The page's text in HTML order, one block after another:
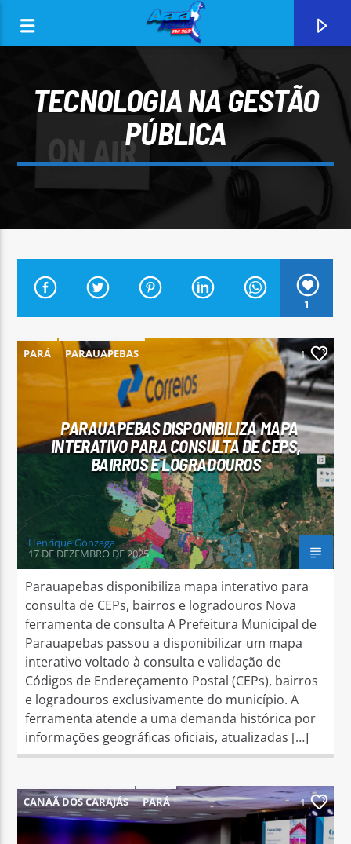
CURRENT TRACK
ARARA AZUL FM 96,9
Arara Azul FM
TECNOLOGIA NA GESTÃO
PÚBLICA
1
PARÁ PARAUAPEBAS 1
PARAUAPEBAS DISPONIBILIZA MAPA
INTERATIVO PARA CONSULTA DE CEPS,
BAIRROS E LOGRADOUROS
Henrique Gonzaga
17 DE DEZEMBRO DE 2025
Parauapebas disponibiliza mapa interativo para
consulta de CEPs, bairros e logradouros Nova
ferramenta de consulta A Prefeitura Municipal de
Parauapebas passou a disponibilizar um mapa
interativo voltado à consulta e validação de
Códigos de Endereçamento Postal (CEPs), bairros
e logradouros exclusivamente do município. A
ferramenta atende a uma demanda histórica por
informações geográficas oficiais, atualizadas […]
CANAÃ DOS CARAJÁS PARÁ 1